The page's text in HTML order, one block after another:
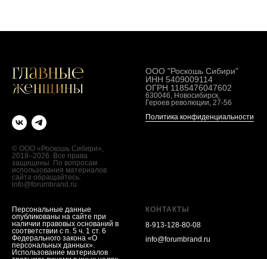
© ООО «Роскошь Сибири»,
2018–2026. Все права
защищены. По вопросам
использования материалов
сайта обращайтесь:
info@forumbrand.ru
ООО "Роскошь Сибири"
ИНН 5409009114
ОГРН 1185476047602
630046, Новосибирск,
Героев революции, 27-56
Политика конфиденциальности
Персональные данные
опубликованы на сайте при
наличии правовых оснований в
соответствии с п. 5 ч. 1 ст. 6
Федерального закона «О
персональных данных».
Использование материалов
КОНТАКТЫ
8-913-128-80-08
info@forumbrand.ru